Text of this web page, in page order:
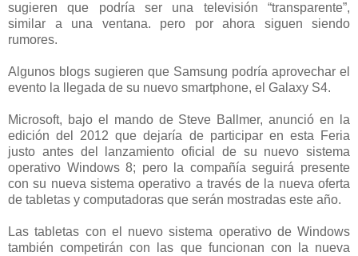
sugieren que podría ser una televisión “transparente”,
similar a una ventana. pero por ahora siguen siendo
rumores.
Algunos blogs sugieren que Samsung podría aprovechar el
evento la llegada de su nuevo smartphone, el Galaxy S4.
Microsoft, bajo el mando de Steve Ballmer, anunció en la
edición del 2012 que dejaría de participar en esta Feria
justo antes del lanzamiento oficial de su nuevo sistema
operativo Windows 8; pero la compañía seguirá presente
con su nueva sistema operativo a través de la nueva oferta
de tabletas y computadoras que serán mostradas este año.
Las tabletas con el nuevo sistema operativo de Windows
también competirán con las que funcionan con la nueva